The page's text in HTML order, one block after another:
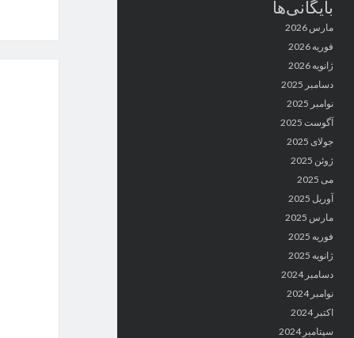
بایگانی‌ها
مارس 2026
فوریه 2026
ژانویه 2026
دسامبر 2025
نوامبر 2025
آگوست 2025
جولای 2025
ژوئن 2025
می 2025
آوریل 2025
مارس 2025
فوریه 2025
ژانویه 2025
دسامبر 2024
نوامبر 2024
اکتبر 2024
سپتامبر 2024